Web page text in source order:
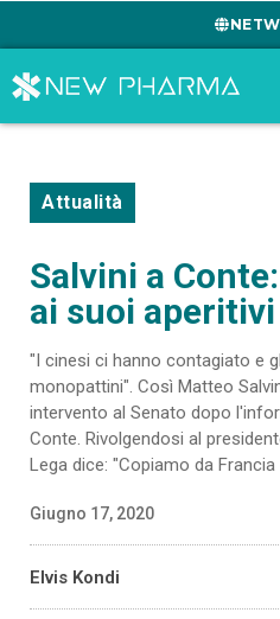
Attualità
Salvini a
ai suoi aperitivi
"I cinesi ci hanno contagiato e
monopattini". Così Matteo
intervento al Senato dopo
Conte. Rivolgendosi al
Lega dice: "Copiamo da Francia
Giugno 17, 2020
Elvis Kondi